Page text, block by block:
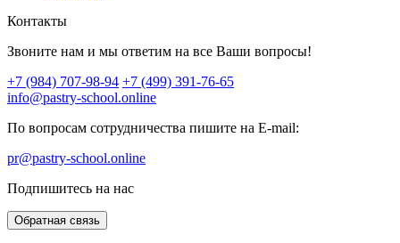
Контакты
Звоните нам и мы ответим на все Ваши вопросы!
+7 (984) 707-98-94 +7 (499) 391-76-65
info@pastry-school.online
По вопросам сотрудничества пишите на E-mail:
pr@pastry-school.online
Подпишитесь на нас
Обратная связь